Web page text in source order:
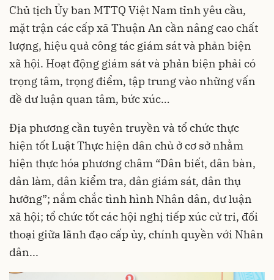
Chủ tịch Ủy ban MTTQ Việt Nam tỉnh yêu cầu,
mặt trận các cấp xã Thuận An cần nâng cao chất
lượng, hiệu quả công tác giám sát và phản biện
xã hội. Hoạt động giám sát và phản biện phải có
trọng tâm, trọng điểm, tập trung vào những vấn
đề dư luận quan tâm, bức xúc…
Địa phương cần tuyên truyền và tổ chức thực
hiện tốt Luật Thực hiện dân chủ ở cơ sở nhằm
hiện thực hóa phương châm “Dân biết, dân bàn,
dân làm, dân kiểm tra, dân giám sát, dân thụ
hưởng”; nắm chắc tình hình Nhân dân, dư luận
xã hội; tổ chức tốt các hội nghị tiếp xúc cử tri, đối
thoại giữa lãnh đạo cấp ủy, chính quyền với Nhân
dân...